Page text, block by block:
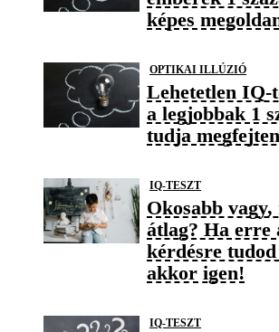
képes
OPTIKAI ILLÚZIÓ
Lehetetlen IQ-
a legjobbak 1
tudja
IQ-TESZT
Okosabb
átlag? Ha erre
kérdésre
akkor igen!
IQ-TESZT